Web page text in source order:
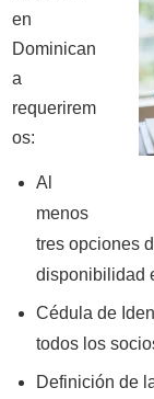
en
Dominican
a
requerirem
os:
Al
menos
tres opciones
disponibilidad
Cédula de
todos los
Definición de